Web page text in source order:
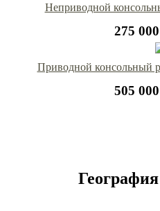
Неприводной
275
Приводной консольный
505